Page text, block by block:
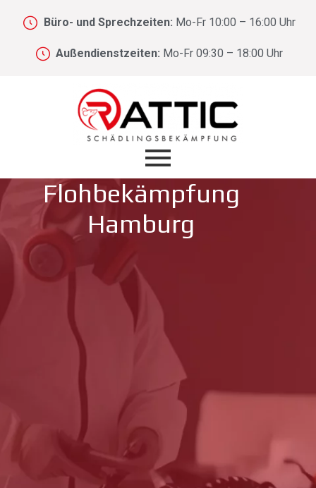
Büro- und Sprechzeiten: Mo-Fr 10:00 – 16:00 Uhr
Außendienstzeiten: Mo-Fr 09:30 – 18:00 Uhr
Flohbekämpfung Hamburg
Flohbekämpfung
Hamburg